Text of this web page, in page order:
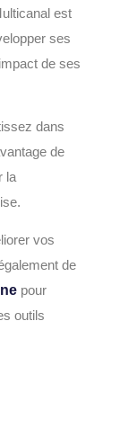
est
ses
de ses
dans
de
la
vos
de
pour
outils